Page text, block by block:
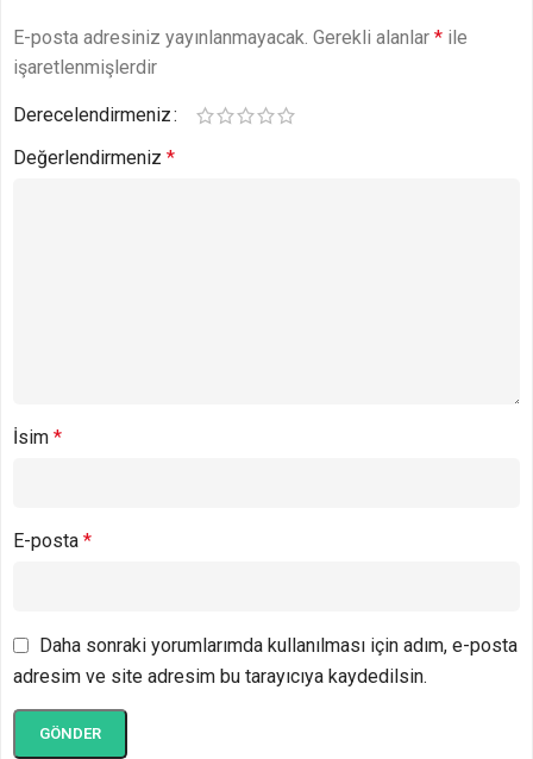
E-posta adresiniz yayınlanmayacak. Gerekli alanlar * ile
işaretlenmişlerdir
Derecelendirmeniz
Değerlendirmeniz *
İsim *
E-posta *
Daha sonraki yorumlarımda kullanılması için adım, e-posta
adresim ve site adresim bu tarayıcıya kaydedilsin.